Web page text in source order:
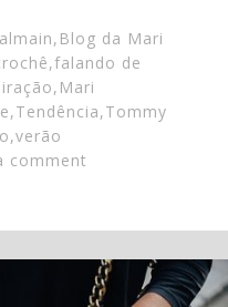
, Blog da Mari
,falando de
, Mari
,Tendência,Tommy
,verão
comment